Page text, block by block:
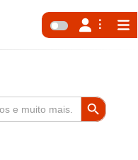
Search Button